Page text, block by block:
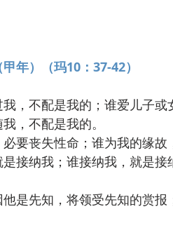
年）（玛10：37-42）
，不配是我的；谁爱儿子
，不配是我的。
要丧失性命；谁为我的缘
接纳我；谁接纳我，就是接
是先知，将领受先知的赏报